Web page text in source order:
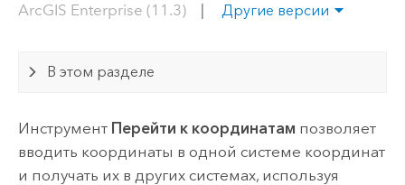
ArcGIS Enterprise (11.3) Другие версии
В этом разделе
Инструмент Перейти к координатам позволяет
вводить координаты в одной системе координат
и получать их в других системах, используя